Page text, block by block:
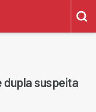
dupla suspeita